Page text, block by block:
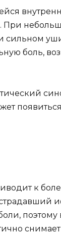
При
сильном
боль,
появиться
к